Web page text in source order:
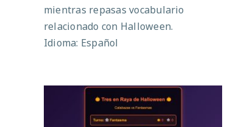
mientras repasas vocabulario
relacionado con Halloween.
Idioma: Español